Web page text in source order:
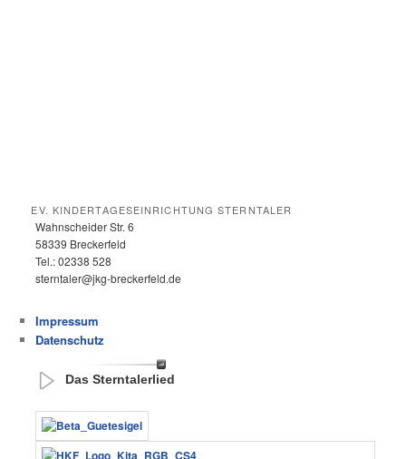
EV. KINDERTAGESEINRICHTUNG STERNTALER
Wahnscheider Str. 6
58339 Breckerfeld
Tel.: 02338 528
sterntaler@jkg-breckerfeld.de
Impressum
Datenschutz
Das Sterntalerlied